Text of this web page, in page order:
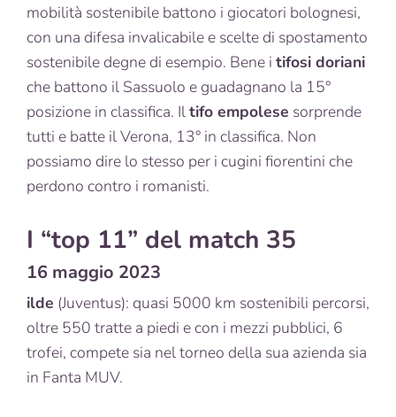
mobilità sostenibile battono i giocatori bolognesi,
con una difesa invalicabile e scelte di spostamento
sostenibile degne di esempio. Bene i tifosi doriani
che battono il Sassuolo e guadagnano la 15°
posizione in classifica. Iltifo empolese sorprende
tutti e batte il Verona, 13° in classifica. Non
possiamo dire lo stesso per i cugini fiorentini che
perdono contro i romanisti.
I “top 11” del match 35
16 maggio 2023
ilde (Juventus): quasi 5000 km sostenibili percorsi,
oltre 550 tratte a piedi e con i mezzi pubblici, 6
trofei, compete sia nel torneo della sua azienda sia
in Fanta MUV.